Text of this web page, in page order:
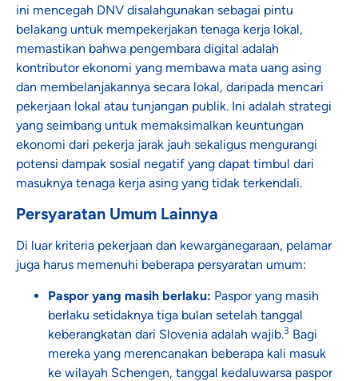
ini mencegah DNV disalahgunakan sebagai pintu
belakang untuk mempekerjakan tenaga kerja lokal,
memastikan bahwa pengembara digital adalah
kontributor ekonomi yang membawa mata uang asing
dan membelanjakannya secara lokal, daripada mencari
pekerjaan lokal atau tunjangan publik. Ini adalah strategi
yang seimbang untuk memaksimalkan keuntungan
ekonomi dari pekerja jarak jauh sekaligus mengurangi
potensi dampak sosial negatif yang dapat timbul dari
masuknya tenaga kerja asing yang tidak terkendali.
Persyaratan Umum Lainnya
Di luar kriteria pekerjaan dan kewarganegaraan, pelamar
juga harus memenuhi beberapa persyaratan umum:
Paspor yang masih berlaku: Paspor yang masih
berlaku setidaknya tiga bulan setelah tanggal
keberangkatan dari Slovenia adalah wajib.3 Bagi
mereka yang merencanakan beberapa kali masuk
ke wilayah Schengen, tanggal kedaluwarsa paspor